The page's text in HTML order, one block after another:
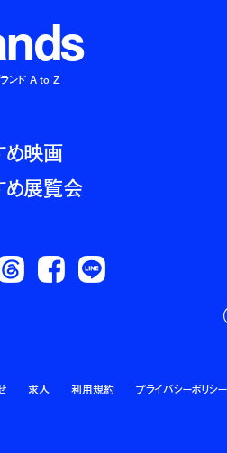
nds
ランド A to Z
映画
展覧会
Facebook LINE
求人 利用規約 プライバシーポリシー